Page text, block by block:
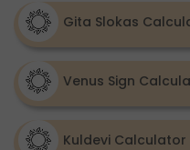
Gita Slokas
Venus Sign
Kuldevi Calculator